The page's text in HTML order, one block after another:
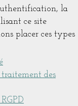
la
ce site
placer ces types
des